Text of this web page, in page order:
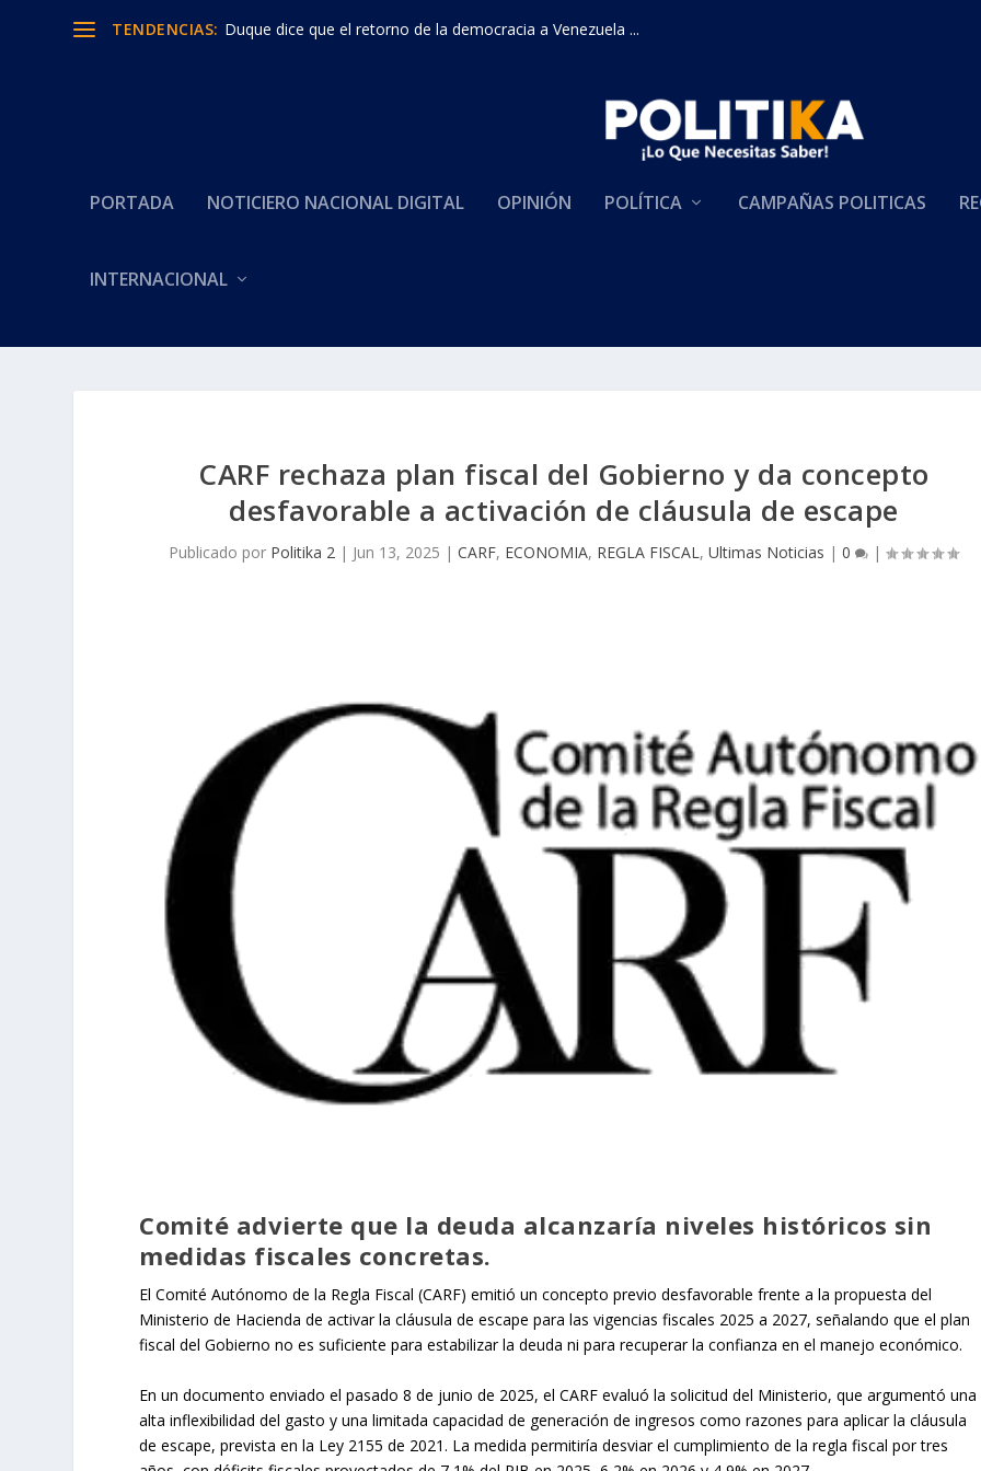
TENDENCIAS: Duque dice que el retorno de la democracia a Venezuela ...
PORTADA NOTICIERO NACIONAL DIGITAL OPINIÓN POLÍTICA CAMPAÑAS POLITICAS
INTERNACIONAL
CARF rechaza plan fiscal del Gobierno y da concepto
desfavorable a activación de cláusula de escape
Publicado por Politika 2 | Jun 13, 2025 |CARF, ECONOMIA, REGLA FISCAL,Ultimas Noticias |0 |
Comité advierte que la deuda alcanzaría niveles históricos sin
medidas fiscales concretas.
El Comité Autónomo de la Regla Fiscal (CARF) emitió un concepto previo desfavorable frente a la propuesta del
Ministerio de Hacienda de activar la cláusula de escape para las vigencias fiscales 2025 a 2027, señalando que el plan
fiscal del Gobierno no es suficiente para estabilizar la deuda ni para recuperar la confianza en el manejo económico.
En un documento enviado el pasado 8 de junio de 2025, el CARF evaluó la solicitud del Ministerio, que argumentó una
alta inflexibilidad del gasto y una limitada capacidad de generación de ingresos como razones para aplicar la cláusula
de escape, prevista en la Ley 2155 de 2021. La medida permitiría desviar el cumplimiento de la regla fiscal por tres